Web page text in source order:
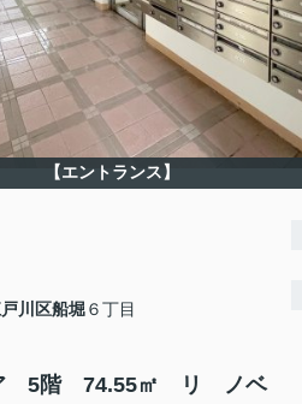
【エントランス】
川区船堀６丁目
ア 5階 74.55㎡ リ ノベ